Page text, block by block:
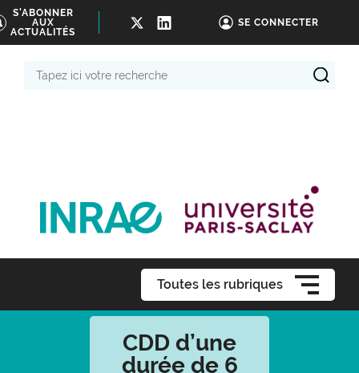
S'ABONNER
AUX
ACTUALITÉS
SE CONNECTER
Toutes les rubriques
CDD d’une
durée de 6